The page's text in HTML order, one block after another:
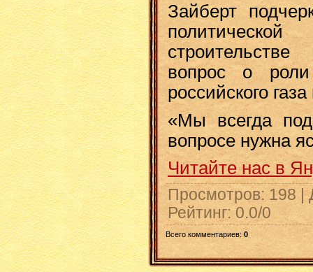
Зайберт
строительстве
вопрос о
российского
«Мы всегда
вопросе нужна
Читайте нас в
Просмотров: 198 |
Рейтинг: 0.0/0
Всего комментариев: 0